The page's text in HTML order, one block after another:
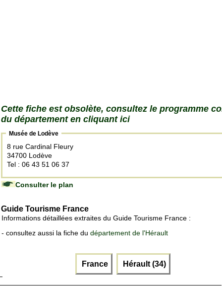
Cette fiche est obsolète, consultez le programme
du département en cliquant ici
Musée de Lodève
8 rue Cardinal Fleury
34700 Lodève
Tel : 06 43 51 06 37
Consulter le plan
Guide Tourisme France
Informations détaillées extraites du Guide Tourisme France :
- consultez aussi la fiche du département de l'Hérault
France Hérault (34)